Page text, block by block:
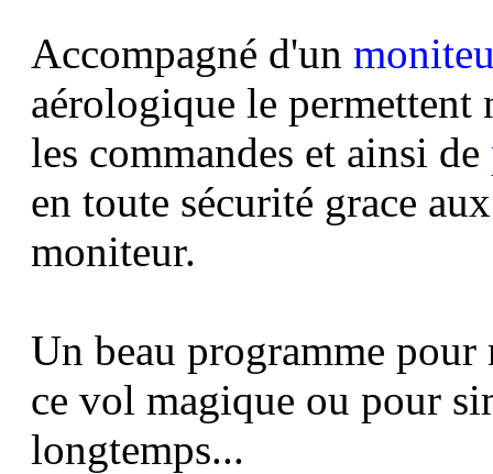
Accompagné d'un
aérologique le permettent
les commandes et ainsi de
en toute sécurité grace
moniteur.
Un beau programme
ce vol magique ou pour
longtemps...